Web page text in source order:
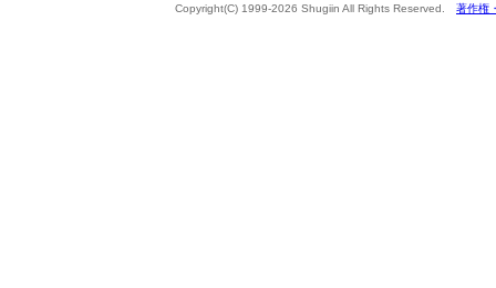
Copyright(C) 1999-2026 Shugiin All Rights Reserved. 著作権